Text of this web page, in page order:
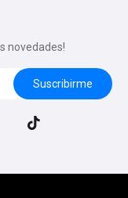
novedades!
Suscribirme
